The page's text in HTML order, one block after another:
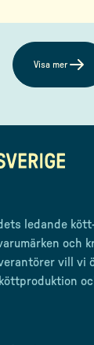
Visa mer
ledande
och
vill vi
köttproduktion